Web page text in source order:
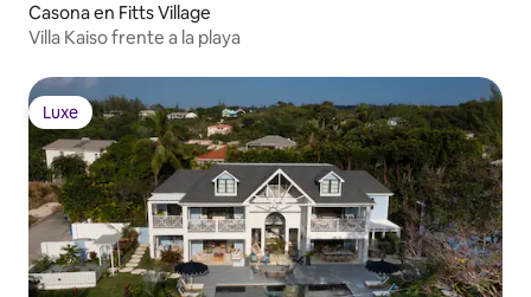
Casona en Fitts Village
Villa Kaiso frente a la playa
Luxe
Luxe